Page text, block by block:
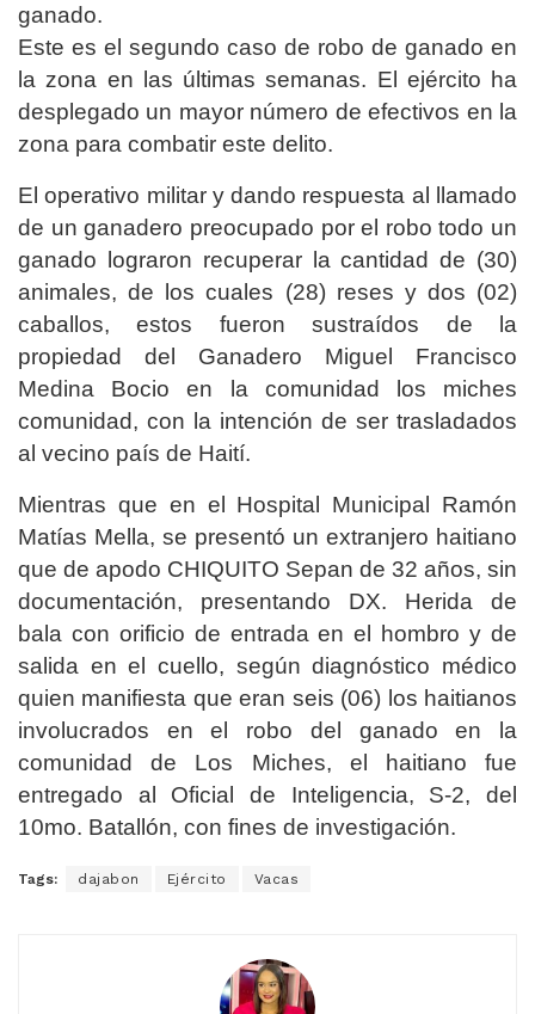
ganado.
Este es el segundo caso de robo de ganado en
la zona en las últimas semanas. El ejército ha
desplegado un mayor número de efectivos en la
zona para combatir este delito.
El operativo militar y dando respuesta al llamado
de un ganadero preocupado por el robo todo un
ganado lograron recuperar la cantidad de (30)
animales, de los cuales (28) reses y dos (02)
caballos, estos fueron sustraídos de la
propiedad del Ganadero Miguel Francisco
Medina Bocio en la comunidad los miches
comunidad, con la intención de ser trasladados
al vecino país de Haití.
Mientras que en el Hospital Municipal Ramón
Matías Mella, se presentó un extranjero haitiano
que de apodo CHIQUITO Sepan de 32 años, sin
documentación, presentando DX. Herida de
bala con orificio de entrada en el hombro y de
salida en el cuello, según diagnóstico médico
quien manifiesta que eran seis (06) los haitianos
involucrados en el robo del ganado en la
comunidad de Los Miches, el haitiano fue
entregado al Oficial de Inteligencia, S-2, del
10mo. Batallón, con fines de investigación.
Tags: dajabon Ejército Vacas